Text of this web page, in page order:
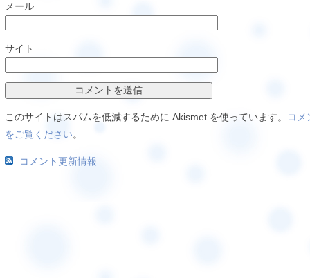
メール
サイト
このサイトはスパムを低減するために Akismet を使っています。
コメ
をご覧ください。
コメント更新情報